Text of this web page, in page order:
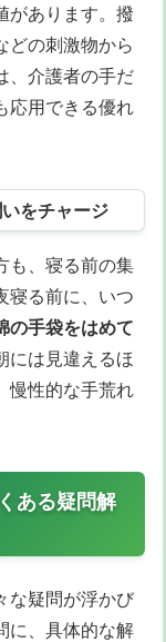
があります。撥
どの刺激物から
、介護者の手だ
応用できる優れ
をチャージ
も、寝る前の集
寝る前に、いつ
の手袋をはめて
には見違えるほ
慢性的な手荒れ
ある疑問解
な疑問が浮かび
に、具体的な解